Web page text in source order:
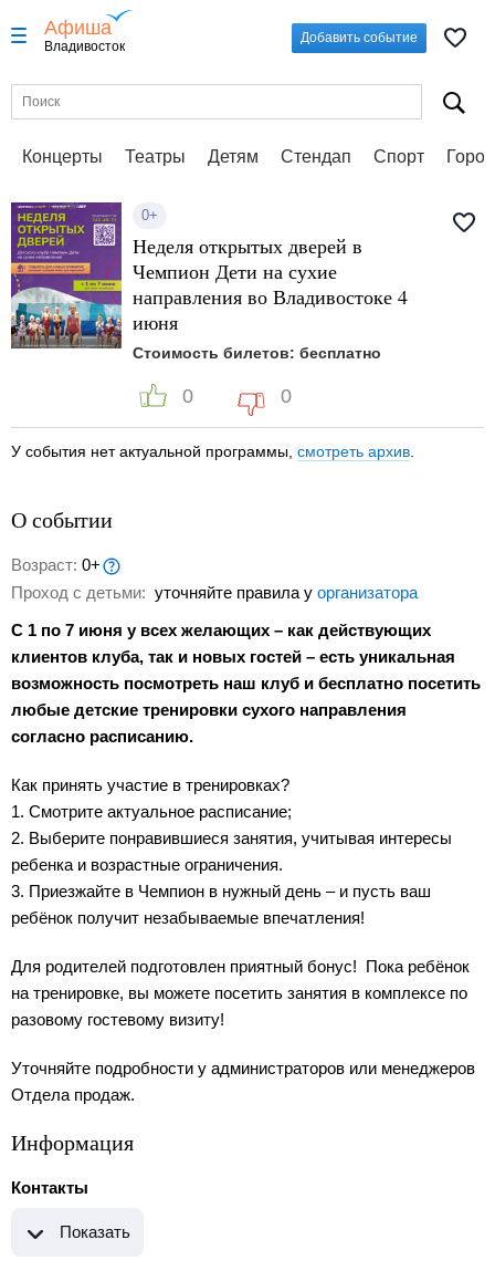
Афиша
Владивосток
Добавить событие
Концерты Театры Детям Стендап Спорт
0+
Неделя открытых дверей в
Чемпион Дети на сухие
направления во Владивостоке 4
июня
Стоимость билетов: бесплатно
0 0
У события нет актуальной программы, смотреть архив
О событии
Возраст: 0+
Проход с детьми: уточняйте правила у организатора
С 1 по 7 июня у всех желающих – как действующих
клиентов клуба, так и новых гостей – есть уникальная
возможность посмотреть наш клуб и бесплатно посетить
любые детские тренировки сухого направления
согласно расписанию.
Как принять участие в тренировках?
1. Смотрите актуальное расписание;
2. Выберите понравившиеся занятия, учитывая интересы
ребенка и возрастные ограничения.
3. Приезжайте в Чемпион в нужный день – и пусть ваш
ребёнок получит незабываемые впечатления!
Для родителей подготовлен приятный бонус! Пока ребёнок
на тренировке, вы можете посетить занятия в комплексе по
разовому гостевому визиту!
Уточняйте подробности у администраторов или менеджеров
Отдела продаж.
Информация
Контакты
Показать